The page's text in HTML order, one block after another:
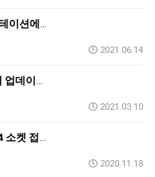
점등되는 경우
2021.06.14
문제가 있어요.
2021.03.10
관련 FAQ
2020.11.18